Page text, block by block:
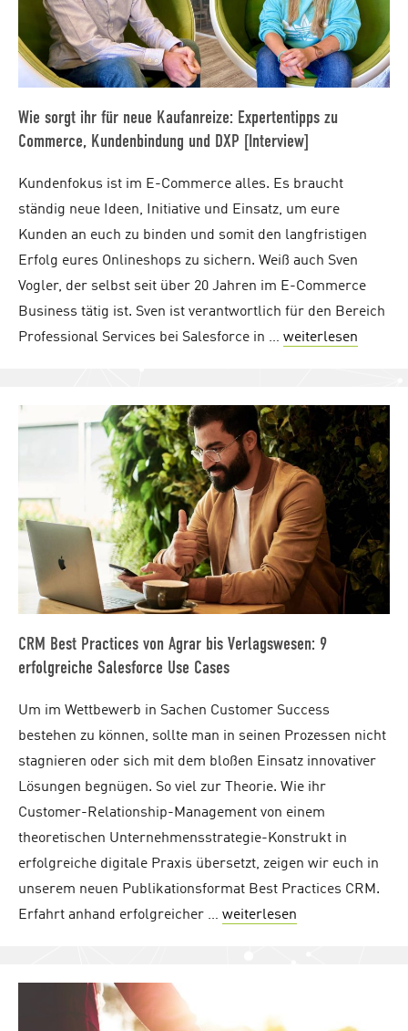
Wie sorgt ihr für neue Kaufanreize: Expertentipps zu
Commerce, Kundenbindung und DXP [Interview]
Kundenfokus ist im E-Commerce alles. Es braucht
ständig neue Ideen, Initiative und Einsatz, um eure
Kunden an euch zu binden und somit den langfristigen
Erfolg eures Onlineshops zu sichern. Weiß auch Sven
Vogler, der selbst seit über 20 Jahren im E-Commerce
Business tätig ist. Sven ist verantwortlich für den Bereich
Professional Services bei Salesforce in … weiterlesen
CRM Best Practices von Agrar bis Verlagswesen: 9
erfolgreiche Salesforce Use Cases
Um im Wettbewerb in Sachen Customer Success
bestehen zu können, sollte man in seinen Prozessen nicht
stagnieren oder sich mit dem bloßen Einsatz innovativer
Lösungen begnügen. So viel zur Theorie. Wie ihr
Customer-Relationship-Management von einem
theoretischen Unternehmensstrategie-Konstrukt in
erfolgreiche digitale Praxis übersetzt, zeigen wir euch in
unserem neuen Publikationsformat Best Practices CRM.
Erfahrt anhand erfolgreicher … weiterlesen